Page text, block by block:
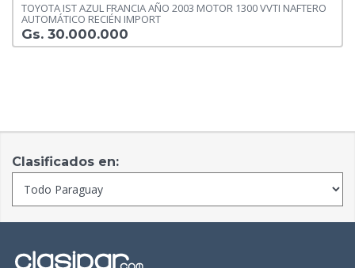
TOYOTA IST AZUL FRANCIA AÑO 2003 MOTOR 1300 VVTI NAFTERO
AUTOMÁTICO RECIÉN IMPORT
Gs. 30.000.000
Clasificados en: